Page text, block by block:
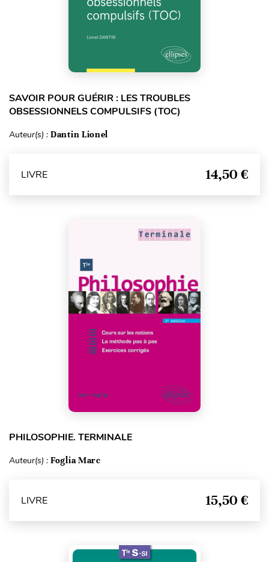
SAVOIR POUR GUÉRIR : LES TROUBLES
OBSESSIONNELS COMPULSIFS (TOC)
Auteur(s) : Dantin Lionel
LIVRE 14,50 €
PHILOSOPHIE. TERMINALE
Auteur(s) : Foglia Marc
LIVRE 15,50 €